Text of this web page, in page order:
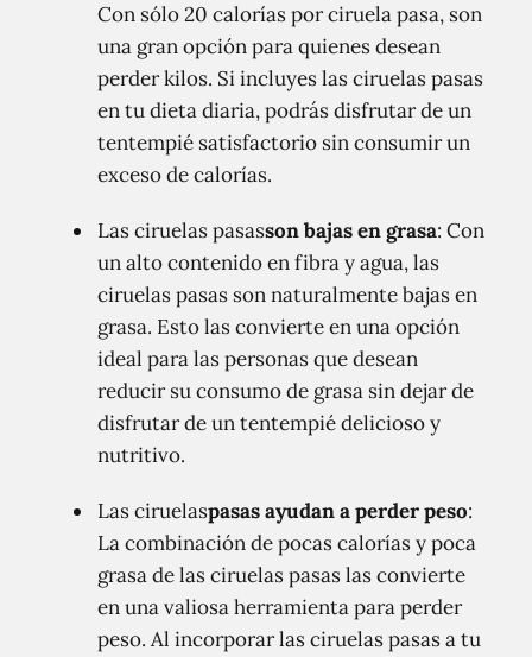
Con sólo 20 calorías por ciruela pasa, son
una gran opción para quienes desean
perder kilos. Si incluyes las ciruelas pasas
en tu dieta diaria, podrás disfrutar de un
tentempié satisfactorio sin consumir un
exceso de calorías.
Las ciruelas pasasson bajas en grasa: Con
un alto contenido en fibra y agua, las
ciruelas pasas son naturalmente bajas en
grasa. Esto las convierte en una opción
ideal para las personas que desean
reducir su consumo de grasa sin dejar de
disfrutar de un tentempié delicioso y
nutritivo.
Las ciruelaspasas ayudan a perder peso:
La combinación de pocas calorías y poca
grasa de las ciruelas pasas las convierte
en una valiosa herramienta para perder
peso. Al incorporar las ciruelas pasas a tu